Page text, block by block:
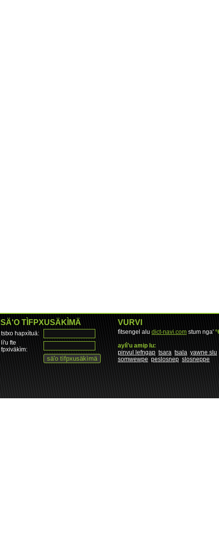
SÄ'O TÌFPXUSÄKÌMÄ
tstxo hapxìtuä:
lì'u fte
fpxiväkìm:
VURVI
fìtsengel alu dict-navi.com stum nga'
aylì'u amip lu:
pinvul lefngap tsara tsala yawne slu
somwewpe peslosnep slosneppe